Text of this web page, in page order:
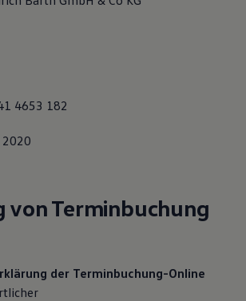
4653 182
2020
von Terminbuchung
der Terminbuchung-Online